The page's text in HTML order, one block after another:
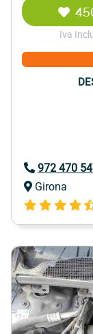
Iva
972 470
Girona